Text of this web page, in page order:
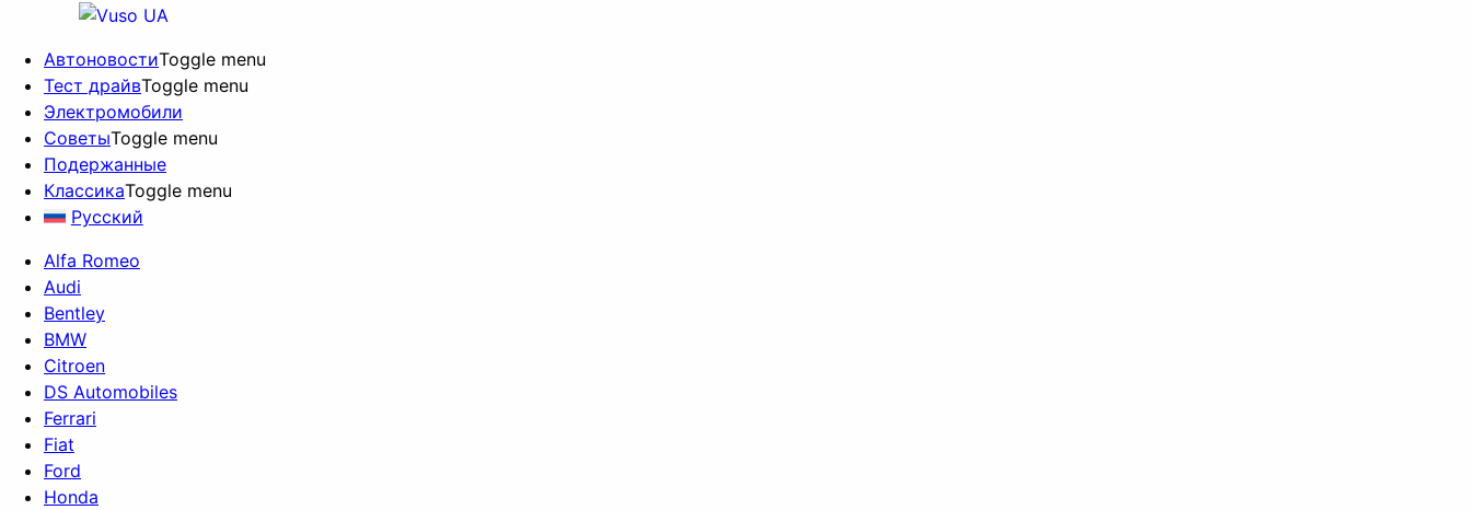
АвтоновостиToggle menu
Тест драйвToggle menu
Электромобили
СоветыToggle menu
Подержанные
КлассикаToggle menu
Русский
Alfa Romeo
Audi
Bentley
BMW
Citroen
DS Automobiles
Ferrari
Fiat
Ford
Honda